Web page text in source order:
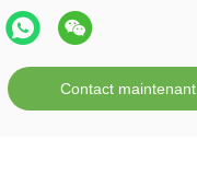
Contact maintenant